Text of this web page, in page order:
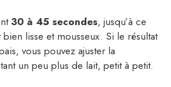
30 à 45 secondes, jusqu’à ce
lisse et mousseux. Si le résultat
vous pouvez ajuster la
un peu plus de lait, petit à petit.